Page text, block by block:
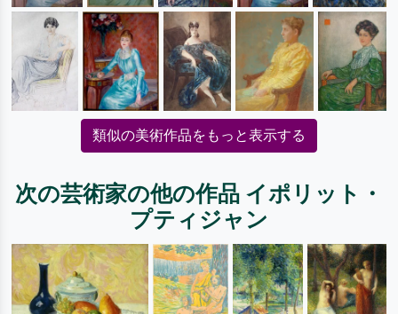
類似の美術作品をもっと表示する
次の芸術家の他の作品 イポリット・
プティジャン